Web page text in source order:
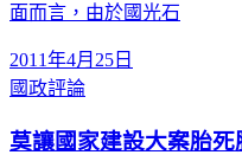
面而言，由於國光石
2011年4月25日
國政評論
莫讓國家建設大案胎死